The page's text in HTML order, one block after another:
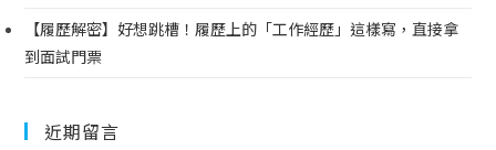
【履歷解密】好想跳槽！履歷上的「工作經歷」這樣寫，直接拿
到面試門票
近期留言